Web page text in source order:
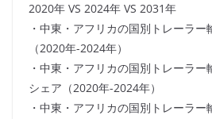
2020年 VS 2024年 VS 2031年
・中東・アフリカの国別トレーラ
（2020年-2024年）
・中東・アフリカの国別トレーラ
シェア（2020年-2024年）
・中東・アフリカの国別トレーラ